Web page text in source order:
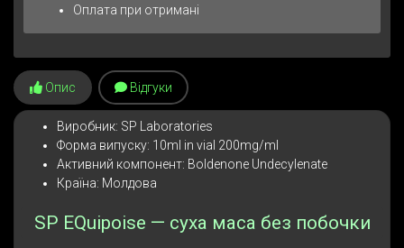
Оплата при отримані
Опис Відгуки
Виробник: SP Laboratories
Форма випуску: 10ml in vial 200mg/ml
Активний компонент: Boldenone Undecylenate
Країна: Молдова
SP EQuipoise — суха маса без побочки